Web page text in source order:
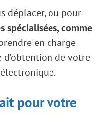
déplacer, ou pour
spécialisées, comme
en charge
d’obtention de votre
pour votre